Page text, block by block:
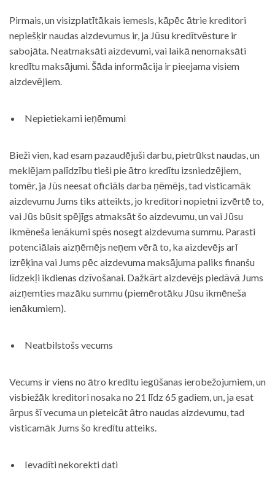
Pirmais, un visizplatītākais iemesls, kāpēc ātrie kreditori
nepiešķir naudas aizdevumus ir, ja Jūsu kredītvēsture ir
sabojāta. Neatmaksāti aizdevumi, vai laikā nenomaksāti
kredītu maksājumi. Šāda informācija ir pieejama visiem
aizdevējiem.
Nepietiekami ieņēmumi
Bieži vien, kad esam pazaudējuši darbu, pietrūkst naudas, un
meklējam palīdzību tieši pie ātro kredītu izsniedzējiem,
tomēr, ja Jūs neesat oficiāls darba ņēmējs, tad visticamāk
aizdevumu Jums tiks atteikts, jo kreditori nopietni izvērtē to,
vai Jūs būsit spējīgs atmaksāt šo aizdevumu, un vai Jūsu
ikmēneša ienākumi spēs nosegt aizdevuma summu. Parasti
potenciālais aizņēmējs neņem vērā to, ka aizdevējs arī
izrēķina vai Jums pēc aizdevuma maksājuma paliks finanšu
līdzekļi ikdienas dzīvošanai. Dažkārt aizdevējs piedāvā Jums
aizņemties mazāku summu (piemērotāku Jūsu ikmēneša
ienākumiem).
Neatbilstošs vecums
Vecums ir viens no ātro kredītu iegūšanas ierobežojumiem, un
visbiežāk kreditori nosaka no 21 līdz 65 gadiem, un, ja esat
ārpus šī vecuma un pieteicāt ātro naudas aizdevumu, tad
visticamāk Jums šo kredītu atteiks.
Ievadīti nekorekti dati